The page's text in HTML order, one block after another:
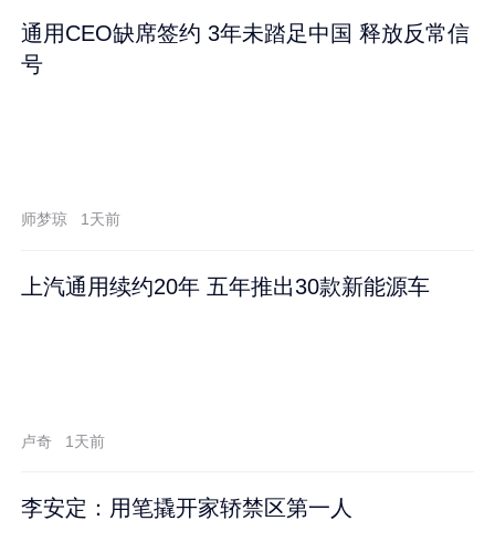
通用CEO缺席签约 3年未踏足中国 释放反常信
号
师梦琼 1天前
上汽通用续约20年 五年推出30款新能源车
卢奇 1天前
李安定：用笔撬开家轿禁区第一人